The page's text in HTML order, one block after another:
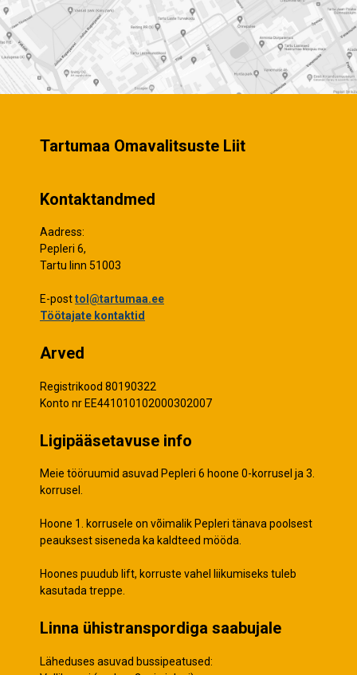
Tartumaa Omavalitsuste Liit
Kontaktandmed
Aadress:
Pepleri 6,
Tartu linn 51003
E-posttol@tartumaa.ee
Töötajate kontaktid
Arved
Registrikood 80190322
Konto nr EE441010102000302007
Ligipääsetavuse info
Meie tööruumid asuvad Pepleri 6 hoone 0-korrusel ja 3.
korrusel.
Hoone 1. korrusele on võimalik Pepleri tänava poolsest
peauksest siseneda ka kaldteed mööda.
Hoones puudub lift, korruste vahel liikumiseks tuleb
kasutada treppe.
Linna ühistranspordiga saabujale
Läheduses asuvad bussipeatused: